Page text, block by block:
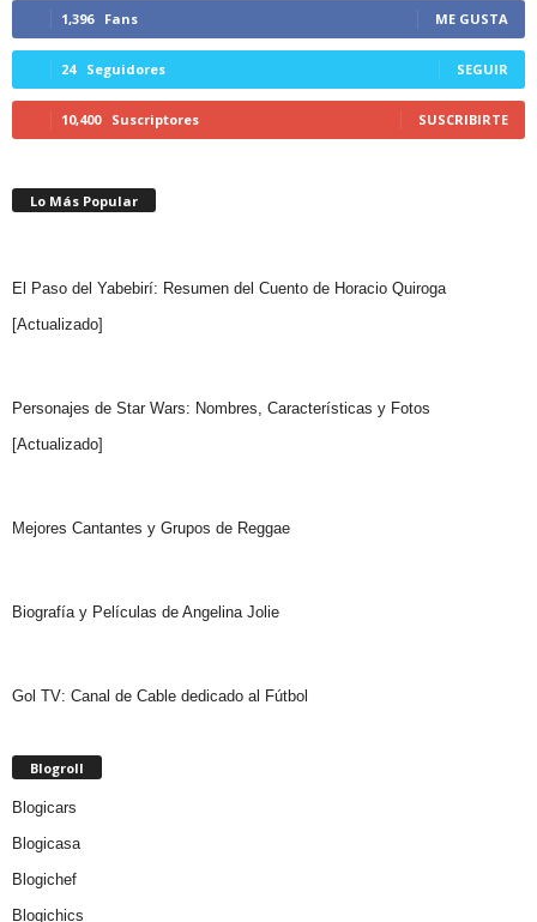
1,396 Fans ME GUSTA
24 Seguidores SEGUIR
10,400 Suscriptores SUSCRIBIRTE
Lo Más Popular
El Paso del Yabebirí: Resumen del Cuento de Horacio Quiroga
[Actualizado]
Personajes de Star Wars: Nombres, Características y Fotos
[Actualizado]
Mejores Cantantes y Grupos de Reggae
Biografía y Películas de Angelina Jolie
Gol TV: Canal de Cable dedicado al Fútbol
Blogroll
Blogicars
Blogicasa
Blogichef
Blogichics